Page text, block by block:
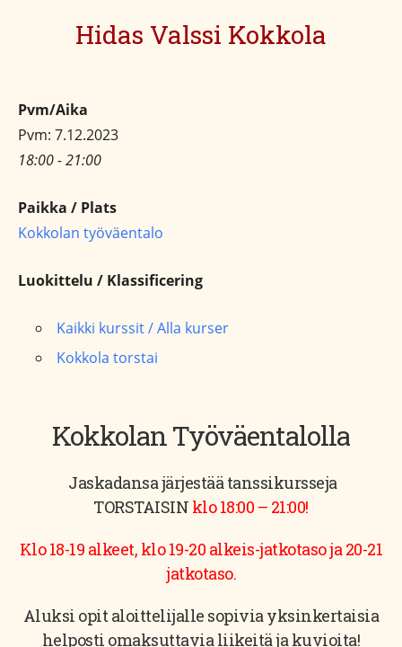
Hidas Valssi Kokkola
Pvm/Aika
Pvm: 7.12.2023
18:00 - 21:00
Paikka / Plats
Kokkolan työväentalo
Luokittelu / Klassificering
Kaikki kurssit / Alla kurser
Kokkola torstai
Kokkolan Työväentalolla
Jaskadansa järjestää tanssikursseja
TORSTAISIN klo 18:00 – 21:00!
Klo 18-19 alkeet, klo 19-20 alkeis-jatkotaso ja 20-21
jatkotaso.
Aluksi opit aloittelijalle sopivia yksinkertaisia
helposti omaksuttavia liikeitä ja kuvioita!